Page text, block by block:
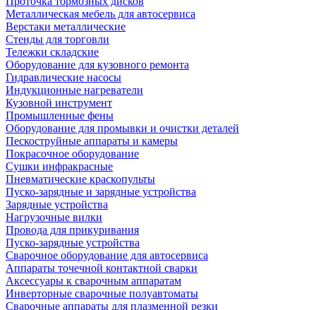
Металлическая мебель для автосервиса
Верстаки металлические
Стенды для торговли
Тележки складские
Оборудование для кузовного ремонта
Гидравлические насосы
Индукционные нагреватели
Кузовной инструмент
Промышленные фены
Оборудование для промывки и очистки деталей
Пескоструйные аппараты и камеры
Покрасочное оборудование
Сушки инфракрасные
Пневматические краскопульты
Пуско-зарядные и зарядные устройства
Зарядные устройства
Нагрузочные вилки
Провода для прикуривания
Пуско-зарядные устройства
Сварочное оборудование для автосервиса
Аппараты точечной контактной сварки
Аксессуары к сварочным аппаратам
Инверторные сварочные полуавтоматы
Сварочные аппараты для плазменной резки